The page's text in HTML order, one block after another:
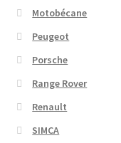
Motobécane
Peugeot
Porsche
Range Rover
Renault
SIMCA